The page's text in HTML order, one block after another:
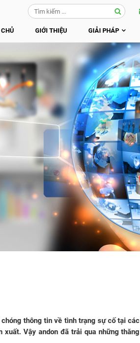
GIỚI THIỆU GIẢI PHÁP
thông tin về tình trạng sự cố tại các
Vậy andon đã trải qua những thăng